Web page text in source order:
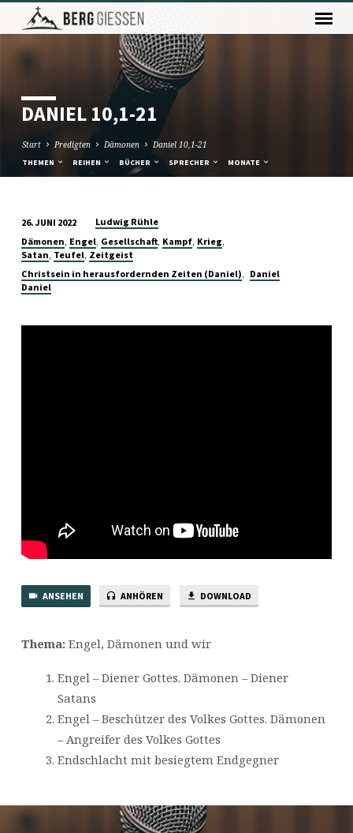
DANIEL 10,1-21
Start Predigten Dämonen Daniel 10,1-21
THEMEN REIHEN BÜCHER SPRECHER MONATE
DANIEL
10,1-
21
26. JUNI 2022
Ludwig Rühle
Dämonen, Engel, Gesellschaft, Kampf, Krieg,
Satan, Teufel, Zeitgeist
Christsein in herausfordernden Zeiten (Daniel),
Daniel
Daniel
ANSEHEN ANHÖREN DOWNLOAD
Thema: Engel, Dämonen und wir
Engel – Diener Gottes. Dämonen – Diener
Satans
Engel – Beschützer des Volkes Gottes. Dämonen
– Angreifer des Volkes Gottes
Endschlacht mit besiegtem Endgegner